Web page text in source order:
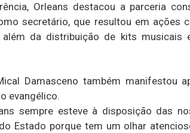
Orleans destacou a parceria
secretário, que resultou em ações
da distribuição de kits musicais
Damasceno também manifestou
evangélico.
sempre esteve à disposição das
Estado porque tem um olhar